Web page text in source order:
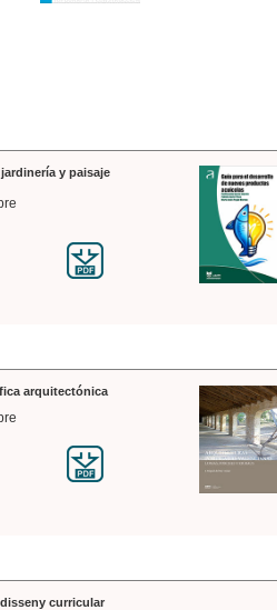
y paisaje
arquitectónica
curricular